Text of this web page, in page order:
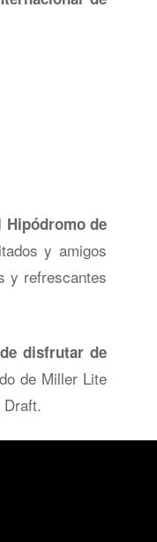
Hipódromo de
y amigos
y refrescantes
disfrutar de
de Miller Lite